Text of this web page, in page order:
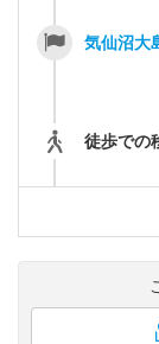
気仙沼大
徒歩での